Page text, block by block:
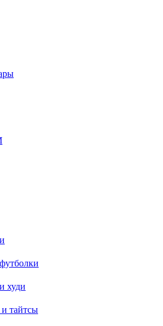
худи
тайтсы